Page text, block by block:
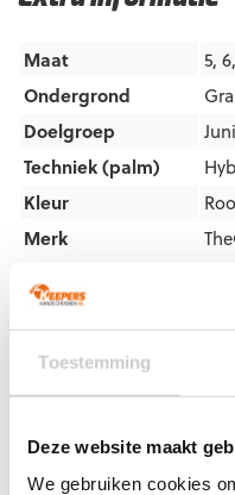
Toestemming
Deze website maakt
We gebruiken cookies
Artikelnummers
EAN code
5060954646919
5060954646926
Bedrukte artikelen
Artikelnummer:NXT-
Maat
5,
Ondergrond
Doelgroep
Techniek (palm)
Kleur
Merk